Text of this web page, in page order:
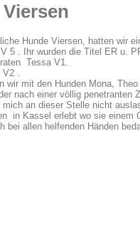
Hunde Viersen, hatten wir
Lisa V 5 . Ihr
V1.
V1, Orry V2 .
wir mit den Hunden Mona,
nach einer völlig penetranten
an dieser Stelle nicht
in Kassel erlebt wo sie einem
bei allen helfenden Händen